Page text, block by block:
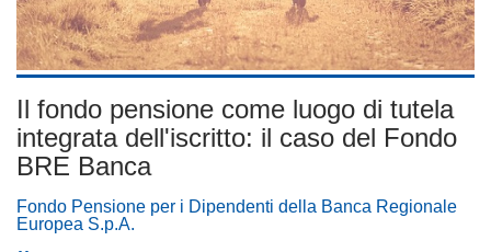
Il fondo pensione come luogo di tutela
integrata dell'iscritto: il caso del Fondo
BRE Banca
Fondo Pensione per i Dipendenti della Banca Regionale
Europea S.p.A.